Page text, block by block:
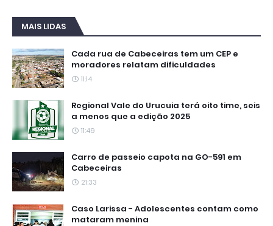
MAIS LIDAS
Cada rua de Cabeceiras tem um CEP e
moradores relatam dificuldades
11:14
Regional Vale do Urucuia terá oito time, seis
a menos que a edição 2025
11:49
Carro de passeio capota na GO-591 em
Cabeceiras
21:33
Caso Larissa - Adolescentes contam como
mataram menina